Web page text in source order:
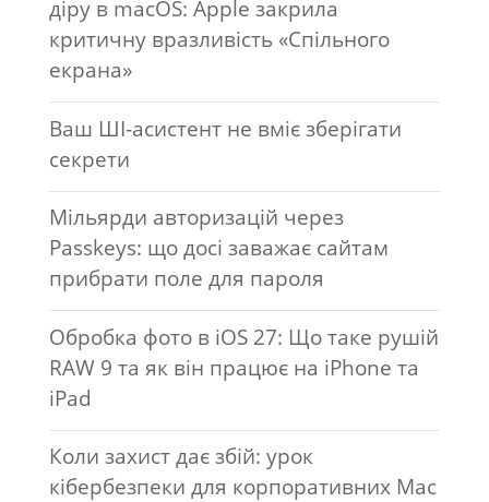
діру в macOS: Apple закрила
критичну вразливість «Спільного
екрана»
Ваш ШІ-асистент не вміє зберігати
секрети
Мільярди авторизацій через
Passkeys: що досі заважає сайтам
прибрати поле для пароля
Обробка фото в iOS 27: Що таке рушій
RAW 9 та як він працює на iPhone та
iPad
Коли захист дає збій: урок
кібербезпеки для корпоративних Mac